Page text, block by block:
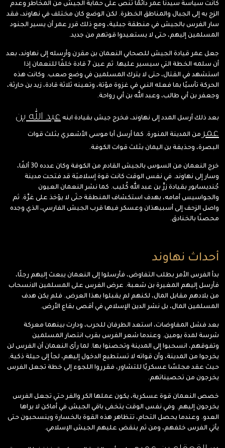
كانت سياسة سيدنا عمر دائمًا تنص على حماية الجيش من المخاطر وعدم
الزج به إلى الجبال والمناطق الخطرة. لكن الوضع كان مختلف في نهاوند، فقد
سار الفرس بالجيش في منطقة جبلية، ومع ذلك قرر عمر أن يسير الجنود
المسلمين إليهم، حتى لا يستعيدوا قوتهم من جديد.
جعل عمر قيادة الجيش للصحابي النعمان بن مقرن وأرسله إلى نهاوند، بعد
أن سلمه الخطة التي سيسير عليها. ثم عين 7 قادة خلفًا للنعمان إذا
استشهد في القتال، حتى لا يترك المسلمين في وضع صعب. وكانت هذه
الحركة تأسيًا بما فعله النبي في غزوة مؤتة، وتعينه ثلاثة قادة، زيد بن حارثة،
وجعفر بن أبي طالب، وعبد الله بن أبي رواحة.
بعد ذلك أرسل المدد إلى نهاوند، فخرج جيش بقيادة ابنه عبد الله بن
عمر من المدينة المنورة. كما أرسل أبا موسى الأشعري بثلث قوات
البصرة، وحذيفة بن اليمان بثلث قوات الكوفة.
خرج النعمان من السوس بالجيش القادم من الكوفة وكان عدده 30 ألفًا،
وسار إلى نهاوند. في نفس الوقت كانت قوة إسلاميَة قد فتحت مدينة
جُنديسابور بقيادة زرِّ بن عبد الله كُليب. كما نشر النعمان العيون
والجواسيس أمامه، بهدف استكشاف المنطقة حتَى لا يؤخذ على غرَّة. ثم
واصل الزحف إلى أسبيهذان وعسكر فيها قرب الجيش الفارسي، الذي وجده
محصنًا بالخنادق.
أحداث نهاوند
بدأ الفرس الأمر بطلب التفاوض، فأرسلوا إلى النعمان يبعث إليهم رجلًا،
فأرسل إليهم المغيرة بن شعبة. عرض الفرس على المسلمين الانسحاب
من بلادهم مقابل المال، لكنهم لم يقبلوا بهذا العرض. فلم يكن هدف
المسلمين المال، بل نشر الدين الإسلامي في أقصى بقاع الأرض.
بعد فشل المفاوضات، استعد الطرفان للحرب، ودارت بينهما معركة
شرسة لمدة يومين. وعندما شعر الفرس بقرب انتصار المسلمين
وتفوقهم، انسحبوا إلى المدينة وتحصنوا بها. لما رأى النعمان أن الفرس لن
يخرجوا من المدينة، وأن قواته لا تستطيع الدخول إليهم، لجأ إلى حيلة ذكية.
حيث عقد مجلسًا عسكريًا للتشاور، فقرروا اللجوء إلى خطة تجعل الفرس
يخرجون من تحصيناتهم.
خصص النعمان قوة عسكرية، يكون عملها الكر والفر حتي تجعل الفرس
يخرجون إليهم. وفي نفس الوقت يتخفى باقي الجيش في أماكن لا يراها
العدو. وعندما يحصل التحام، تتظاهر هذه القوة بالخسارة وينسحبون حتى
يأتي الفرس خلفهم، ومن ثم ينقض عليهم الجيش الإسلامي.